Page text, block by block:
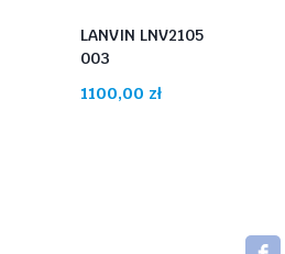
LANVIN LNV2105
003
1100,00 zł